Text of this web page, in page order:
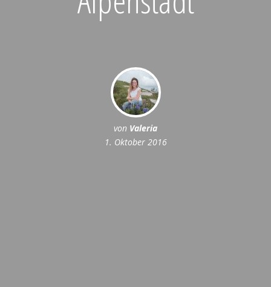
von Valeria
1. Oktober 2016